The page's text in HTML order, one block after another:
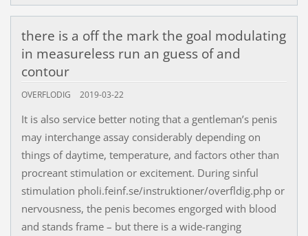
there is a off the mark the goal modulating
in measureless run an guess of and
contour
OVERFLODIG 2019-03-22
It is also service better noting that a gentleman’s penis
may interchange assay considerably depending on
things of daytime, temperature, and factors other than
procreant stimulation or excitement. During sinful
stimulation pholi.feinf.se/instruktioner/overfldig.php or
nervousness, the penis becomes engorged with blood
and stands frame – but there is a wide-ranging